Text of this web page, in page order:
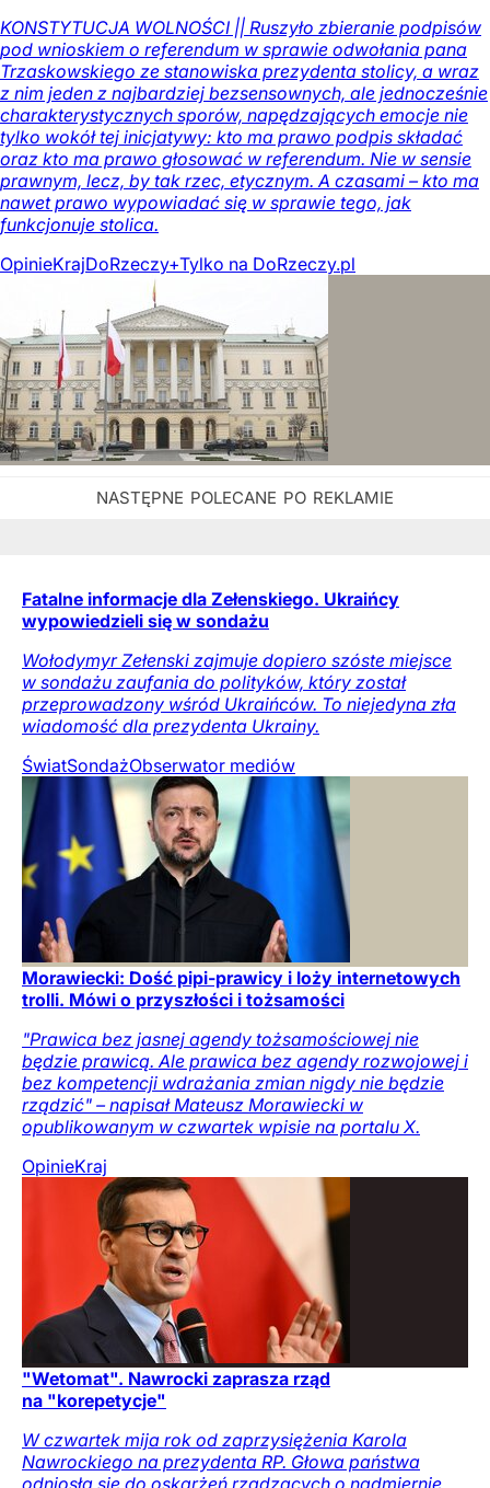
KONSTYTUCJA WOLNOŚCI || Ruszyło zbieranie podpisów
pod wnioskiem o referendum w sprawie odwołania pana
Trzaskowskiego ze stanowiska prezydenta stolicy, a wraz
z nim jeden z najbardziej bezsensownych, ale jednocześnie
charakterystycznych sporów, napędzających emocje nie
tylko wokół tej inicjatywy: kto ma prawo podpis składać
oraz kto ma prawo głosować w referendum. Nie w sensie
prawnym, lecz, by tak rzec, etycznym. A czasami – kto ma
nawet prawo wypowiadać się w sprawie tego, jak
funkcjonuje stolica.
OpinieKrajDoRzeczy+Tylko na DoRzeczy.pl
Fatalne informacje dla Zełenskiego. Ukraińcy
wypowiedzieli się w sondażu
Wołodymyr Zełenski zajmuje dopiero szóste miejsce
w sondażu zaufania do polityków, który został
przeprowadzony wśród Ukraińców. To niejedyna zła
wiadomość dla prezydenta Ukrainy.
ŚwiatSondażObserwator mediów
Morawiecki: Dość pipi-prawicy i loży internetowych
trolli. Mówi o przyszłości i tożsamości
"Prawica bez jasnej agendy tożsamościowej nie
będzie prawicą. Ale prawica bez agendy rozwojowej i
bez kompetencji wdrażania zmian nigdy nie będzie
rządzić" – napisał Mateusz Morawiecki w
opublikowanym w czwartek wpisie na portalu X.
OpinieKraj
"Wetomat". Nawrocki zaprasza rząd
na "korepetycje"
W czwartek mija rok od zaprzysiężenia Karola
Nawrockiego na prezydenta RP. Głowa państwa
odniosła się do oskarżeń rządzących o nadmiernie